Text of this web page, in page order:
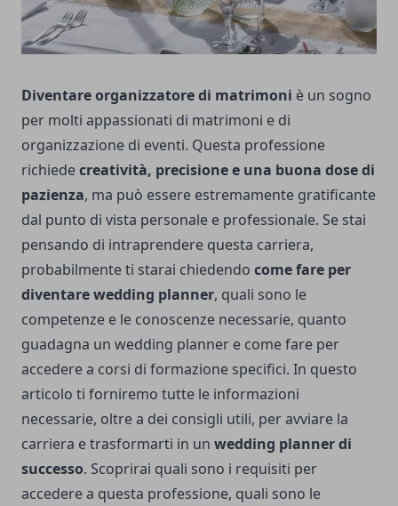
Diventare organizzatore di matrimoni è un sogno
per molti appassionati di matrimoni e di
organizzazione di eventi. Questa professione
richiedecreatività, precisione e una buona dose di
pazienza, ma può essere estremamente gratificante
dal punto di vista personale e professionale. Se stai
pensando di intraprendere questa carriera,
probabilmente ti starai chiedendo come fare per
diventare wedding planner, quali sono le
competenze e le conoscenze necessarie, quanto
guadagna un wedding planner e come fare per
accedere a corsi di formazione specifici. In questo
articolo ti forniremo tutte le informazioni
necessarie, oltre a dei consigli utili, per avviare la
carriera e trasformarti in un wedding planner di
successo. Scoprirai quali sono i requisiti per
accedere a questa professione, quali sono le